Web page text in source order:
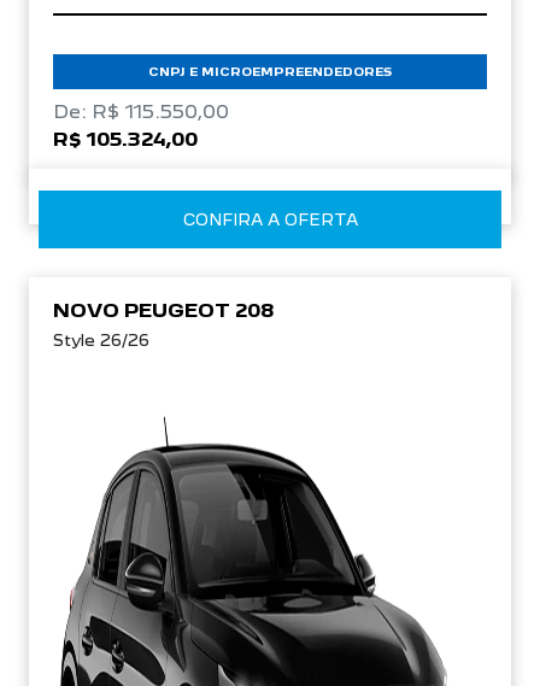
CNPJ E MICROEMPREENDEDORES
De: R$ 115.550,00
R$ 105.324,00
CONFIRA A OFERTA
NOVO PEUGEOT 208
Style 26/26